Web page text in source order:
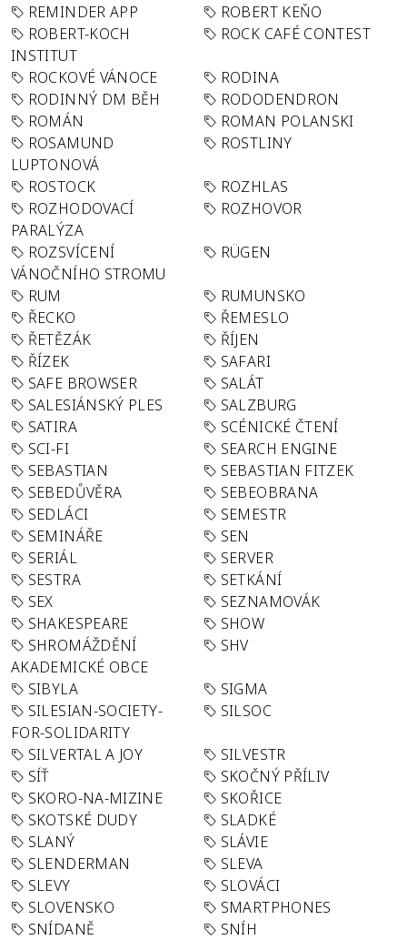
REMINDER APP
ROBERT KEŇO
ROBERT-KOCH
INSTITUT
ROCK CAFÉ CONTEST
ROCKOVÉ VÁNOCE
RODINA
RODINNÝ DM BĚH
RODODENDRON
ROMÁN
ROMAN POLANSKI
ROSAMUND
LUPTONOVÁ
ROSTLINY
ROSTOCK
ROZHLAS
ROZHODOVACÍ
PARALÝZA
ROZHOVOR
ROZSVÍCENÍ
VÁNOČNÍHO STROMU
RÜGEN
RUM
RUMUNSKO
ŘECKO
ŘEMESLO
ŘETĚZÁK
ŘÍJEN
ŘÍZEK
SAFARI
SAFE BROWSER
SALÁT
SALESIÁNSKÝ PLES
SALZBURG
SATIRA
SCÉNICKÉ ČTENÍ
SCI-FI
SEARCH ENGINE
SEBASTIAN
SEBASTIAN FITZEK
SEBEDŮVĚRA
SEBEOBRANA
SEDLÁCI
SEMESTR
SEMINÁŘE
SEN
SERIÁL
SERVER
SESTRA
SETKÁNÍ
SEX
SEZNAMOVÁK
SHAKESPEARE
SHOW
SHROMÁŽDĚNÍ
AKADEMICKÉ OBCE
SHV
SIBYLA
SIGMA
SILESIAN-SOCIETY-
FOR-SOLIDARITY
SILSOC
SILVERTAL A JOY
SILVESTR
SÍŤ
SKOČNÝ PŘÍLIV
SKORO-NA-MIZINE
SKOŘICE
SKOTSKÉ DUDY
SLADKÉ
SLANÝ
SLÁVIE
SLENDERMAN
SLEVA
SLEVY
SLOVÁCI
SLOVENSKO
SMARTPHONES
SNÍDANĚ
SNÍH